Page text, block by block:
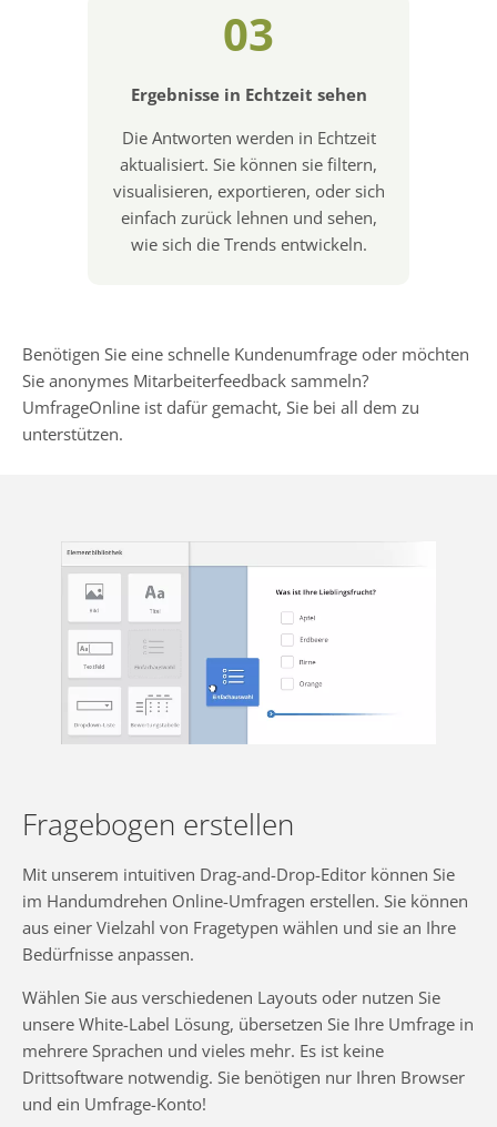
03
Ergebnisse in Echtzeit sehen
Die Antworten werden in Echtzeit
aktualisiert. Sie können sie filtern,
visualisieren, exportieren, oder sich
einfach zurück lehnen und sehen,
wie sich die Trends entwickeln.
Benötigen Sie eine schnelle Kundenumfrage oder möchten
Sie anonymes Mitarbeiterfeedback sammeln?
UmfrageOnline ist dafür gemacht, Sie bei all dem zu
unterstützen.
Fragebogen erstellen
Mit unserem intuitiven Drag-and-Drop-Editor können Sie
im Handumdrehen Online-Umfragen erstellen. Sie können
aus einer Vielzahl von Fragetypen wählen und sie an Ihre
Bedürfnisse anpassen.
Wählen Sie aus verschiedenen Layouts oder nutzen Sie
unsere White-Label Lösung, übersetzen Sie Ihre Umfrage in
mehrere Sprachen und vieles mehr. Es ist keine
Drittsoftware notwendig. Sie benötigen nur Ihren Browser
und ein Umfrage-Konto!